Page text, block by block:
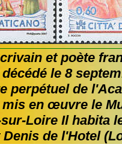
et poète
le 8
perpétuel de
en œuvre le
Loire Il habita
Denis de l'Hotel